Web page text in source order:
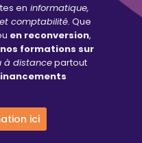
en informatique,
comptabilité. Que
en reconversion,
nos formations sur
à distancepartout
ici